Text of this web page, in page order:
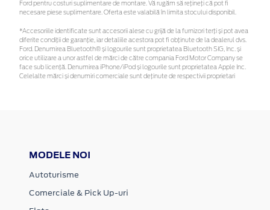
Ford pentru costuri suplimentare de montare. Vă rugăm să rețineți că pot fi
necesare piese suplimentare. Oferta este valabilă în limita stocului disponibil.
*Accesoriile identificate sunt accesorii alese cu grijă de la furnizori terți și pot avea
diferite condiții de garanție, iar detaliile acestora pot fi obținute de la dealerul dvs.
Ford. Denumirea Bluetooth® și logourile sunt proprietatea Bluetooth SIG, Inc. și
orice utilizare a unor astfel de mărci de către compania Ford Motor Company se
face sub licență. Denumirea iPhone/iPod și logourile sunt proprietatea Apple Inc.
Celelalte mărci și denumiri comerciale sunt deținute de respectivii proprietari
MODELE NOI
Autoturisme
Comerciale & Pick Up-uri